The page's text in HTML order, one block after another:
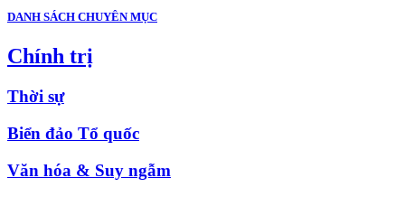
DANH SÁCH CHUYÊN MỤC
Chính trị
Thời sự
Biển đảo Tổ quốc
Văn hóa & Suy ngẫm